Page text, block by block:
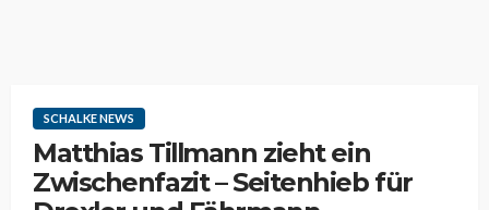
SCHALKE NEWS
Matthias Tillmann zieht ein
Zwischenfazit – Seitenhieb für